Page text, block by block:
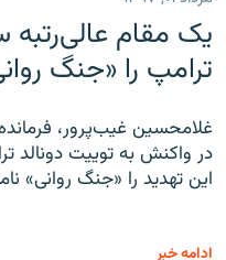
یک مقام عالی‌رتبه
ترامپ را «جنگ
غلامحسین غیب‌پرور،
در واکنش به توییت دونالد
این تهدید را «جنگ روانی»
ادامه خبر